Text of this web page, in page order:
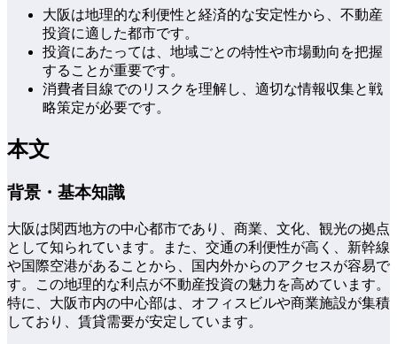
大阪は地理的な利便性と経済的な安定性から、不動産
投資に適した都市です。
投資にあたっては、地域ごとの特性や市場動向を把握
することが重要です。
消費者目線でのリスクを理解し、適切な情報収集と戦
略策定が必要です。
本文
背景・基本知識
大阪は関西地方の中心都市であり、商業、文化、観光の拠点
として知られています。また、交通の利便性が高く、新幹線
や国際空港があることから、国内外からのアクセスが容易で
す。この地理的な利点が不動産投資の魅力を高めています。
特に、大阪市内の中心部は、オフィスビルや商業施設が集積
しており、賃貸需要が安定しています。